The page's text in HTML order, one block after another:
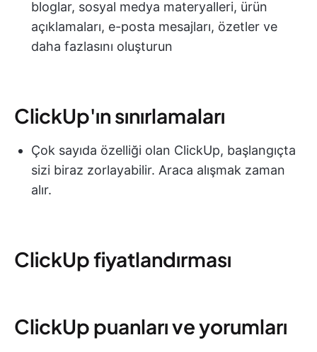
bloglar, sosyal medya materyalleri, ürün
açıklamaları, e-posta mesajları, özetler ve
daha fazlasını oluşturun
ClickUp'ın sınırlamaları
Çok sayıda özelliği olan ClickUp, başlangıçta
sizi biraz zorlayabilir. Araca alışmak zaman
alır.
ClickUp fiyatlandırması
ClickUp puanları ve yorumları